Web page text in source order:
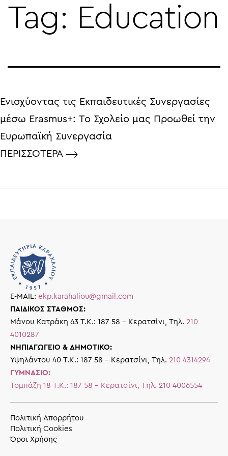
Skip
Tag: Education
Ενισχύοντας τις Εκπαιδευτικές Συνεργασίες
μέσω Erasmus+: Το Σχολείο μας Προωθεί την
Ευρωπαϊκή Συνεργασία
ΠΕΡΙΣΣΟΤΕΡΑ
E-MAIL: ekp.karahaliou@gmail.com
ΠΑΙΔΙΚΟΣ ΣΤΑΘΜΟΣ:
Μάνου Κατράκη 63 Τ.Κ.: 187 58 – Κερατσίνι, Τηλ. 210
4010287
ΝΗΠΙΑΓΩΓΕΙΟ & ΔΗΜΟΤΙΚΟ:
Υψηλάντου 40 Τ.Κ.: 187 58 – Κερατσίνι, Τηλ. 210 4314294
ΓΥΜΝΑΣΙΟ:
Τομπάζη 18 Τ.Κ.: 187 58 – Κερατσίνι, Τηλ. 210 4006554
Πολιτική Απορρήτου
Πολιτική Cookies
Όροι Χρήσης